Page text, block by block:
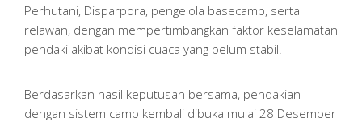
Perhutani, Disparpora, pengelola basecamp, serta
relawan, dengan mempertimbangkan faktor keselamatan
pendaki akibat kondisi cuaca yang belum stabil.
Berdasarkan hasil keputusan bersama, pendakian
dengan sistem camp kembali dibuka mulai 28 Desember